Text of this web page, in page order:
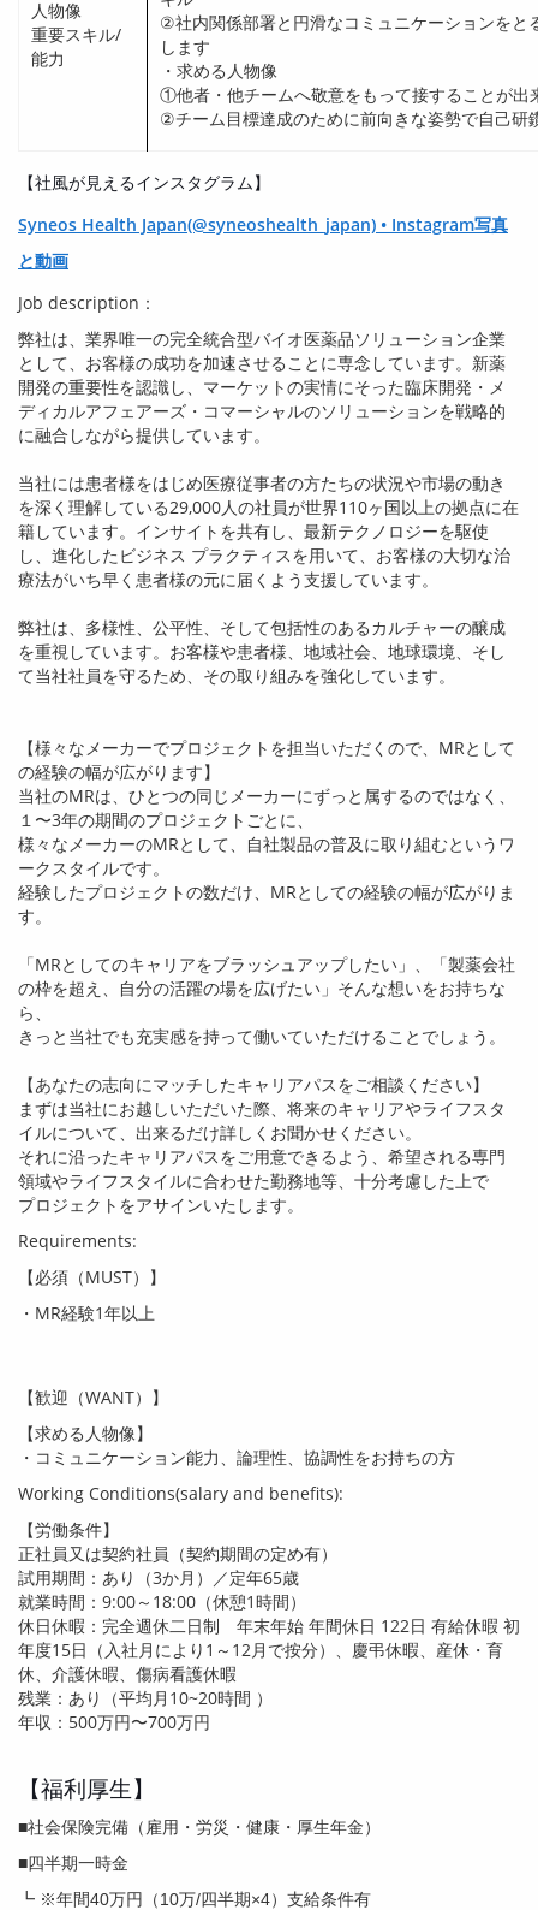
人物像
重要スキル/
能力
②社内関係部署と円滑なコミュニケーションをと
します
・求める人物像
①他者・他チームへ敬意をもって接することが出
②チーム目標達成のために前向きな姿勢で自己研
【社風が見えるインスタグラム】
Syneos Health Japan(@syneoshealth_japan) • Instagram写真
と動画
Job description：
弊社は、業界唯一の完全統合型バイオ医薬品ソリューション企業
として、お客様の成功を加速させることに専念しています。新薬
開発の重要性を認識し、マーケットの実情にそった臨床開発・メ
ディカルアフェアーズ・コマーシャルのソリューションを戦略的
に融合しながら提供しています。
当社には患者様をはじめ医療従事者の方たちの状況や市場の動き
を深く理解している29,000人の社員が世界110ヶ国以上の拠点に在
籍しています。インサイトを共有し、最新テクノロジーを駆使
し、進化したビジネス プラクティスを用いて、お客様の大切な治
療法がいち早く患者様の元に届くよう支援しています。
弊社は、多様性、公平性、そして包括性のあるカルチャーの醸成
を重視しています。お客様や患者様、地域社会、地球環境、そし
て当社社員を守るため、その取り組みを強化しています。
【様々なメーカーでプロジェクトを担当いただくので、 MRとして
の経験の幅が広がります】
当社のMRは、ひとつの同じメーカーにずっと属するのではなく、
１〜3年の期間のプロジェクトごとに、
様々なメーカーのMRとして、自社製品の普及に取り組むというワ
ークスタイルです。
経験したプロジェクトの数だけ、 MRとしての経験の幅が広がりま
す。
「MRとしてのキャリアをブラッシュアップしたい」、「製薬会社
の枠を超え、自分の活躍の場を広げたい」そんな想いをお持ちな
ら、
きっと当社でも充実感を持って働いていただけることでしょう。
【あなたの志向にマッチしたキャリアパスをご相談ください】
まずは当社にお越しいただいた際、将来のキャリアやライフスタ
イルについて、出来るだけ詳しくお聞かせください。
それに沿ったキャリアパスをご用意できるよう、希望される専門
領域やライフスタイルに合わせた勤務地等、十分考慮した上で
プロジェクトをアサインいたします。
Requirements:
【必須（MUST）】
・ MR経験1年以上
【歓迎（WANT）】
【求める人物像】
・コミュニケーション能力、論理性、協調性をお持ちの方
Working Conditions(salary and benefits):
【労働条件】
正社員又は契約社員（契約期間の定め有）
試用期間：あり（3か月）／定年65歳
就業時間： 9:00～ 18:00 （休憩1時間）
休日休暇：完全週休二日制 年末年始 年間休日 122日 有給休暇 初
年度15日（入社月により 1 ～ 12月で按分）、慶弔休暇、産休・育
休、介護休暇、傷病看護休暇
残業：あり（平均月 10~20時間 ）
年収： 500万円〜700万円
【福利厚生】
■社会保険完備（雇用・労災・健康・厚生年金）
■四半期一時金
┗ ※年間40万円（10万/四半期×4）支給条件有